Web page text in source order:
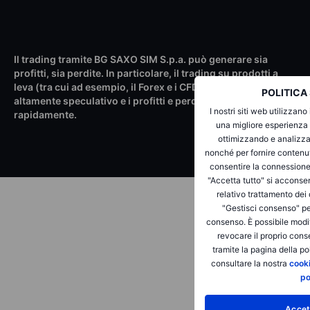
POLITICA
I nostri siti web
una migliore
ottimizzando e
nonché per fornire
consentire la
"Accetta tutto" si
relativo trattamento dei
"Gestisci consenso"
consenso. È possibile
revocare il proprio
tramite la pagina della
consultare la nostra
Il trading tramite BG SAXO SIM S.p.a. può generare sia
profitti, sia perdite. In particolare, il trading su prodotti a
leva (tra cui ad esempio, il Forex e i CFD) può essere
altamente speculativo e i profitti e perdite possono variare
rapidamente.